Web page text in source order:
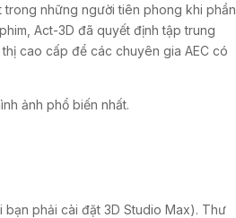
trong những người tiên phong khi phần
Act-3D đã quyết định tập trung
cao cấp để các chuyên gia AEC có
ảnh phổ biến nhất.
bạn phải cài đặt 3D Studio Max). Thư